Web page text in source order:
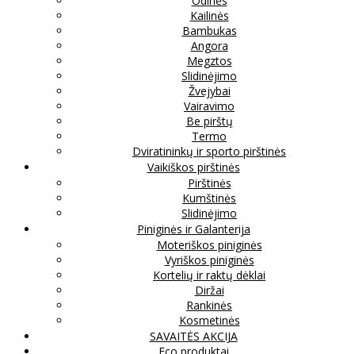
Kailinės
Bambukas
Angora
Megztos
Slidinėjimo
Žvejybai
Vairavimo
Be pirštų
Termo
Dviratininkų ir sporto pirštinės
Vaikiškos pirštinės
Pirštinės
Kumštinės
Slidinėjimo
Piniginės ir Galanterija
Moteriškos piniginės
Vyriškos piniginės
Kortelių ir raktų dėklai
Diržai
Rankinės
Kosmetinės
SAVAITĖS AKCIJA
Eco produktai